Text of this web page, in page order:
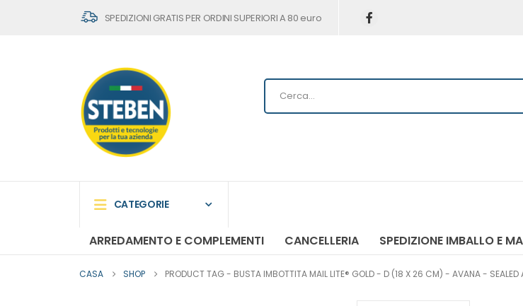
SPEDIZIONI GRATIS PER ORDINI SUPERIORI A 80 euro
CATEGORIE
ARREDAMENTO E COMPLEMENTI CANCELLERIA SPEDIZIONE IMBALLO E
CASA SHOP PRODUCT TAG - BUSTA IMBOTTITA MAIL LITE® GOLD - D (18 X 26 CM) - AVANA - SEALED